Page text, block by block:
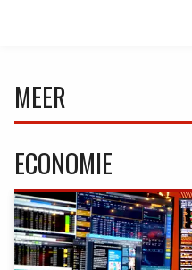
MEER
ECONOMIE